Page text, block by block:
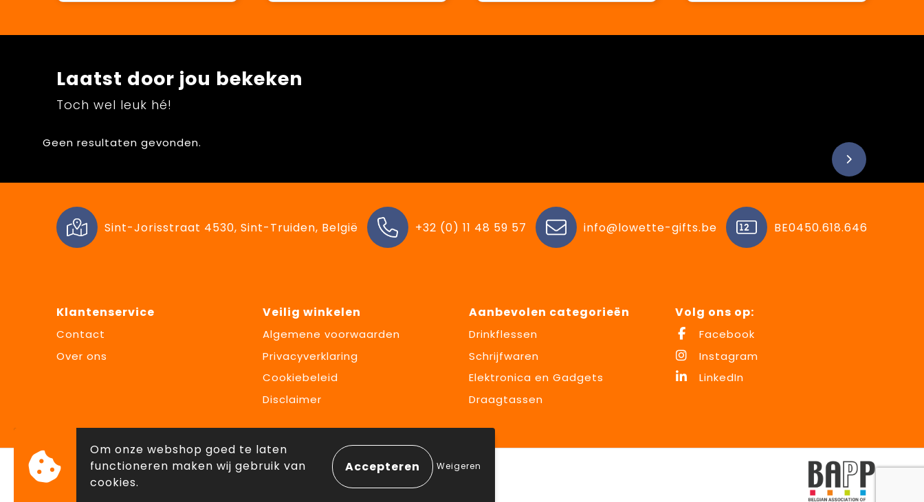
Laatst door jou bekeken
Toch wel leuk hé!
Geen resultaten gevonden.
Sint-Jorisstraat 4530, Sint-Truiden, België +32 (0) 11 48 59 57 info@lowette-gifts.be BE0450.618.646
Klantenservice
Contact
Over ons
Veilig winkelen
Algemene voorwaarden
Privacyverklaring
Cookiebeleid
Disclaimer
Aanbevolen categorieën
Drinkflessen
Schrijfwaren
Elektronica en Gadgets
Draagtassen
Volg ons op:
Facebook
Instagram
LinkedIn
© Copyright Lowette Gifts 2026
Om onze webshop goed te laten
functioneren maken wij gebruik van
cookies.
Weigeren